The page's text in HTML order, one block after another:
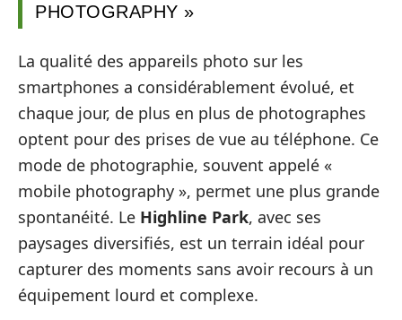
PHOTOGRAPHY »
La qualité des appareils photo sur les
smartphones a considérablement évolué, et
chaque jour, de plus en plus de photographes
optent pour des prises de vue au téléphone. Ce
mode de photographie, souvent appelé «
mobile photography », permet une plus grande
spontanéité. Le Highline Park, avec ses
paysages diversifiés, est un terrain idéal pour
capturer des moments sans avoir recours à un
équipement lourd et complexe.